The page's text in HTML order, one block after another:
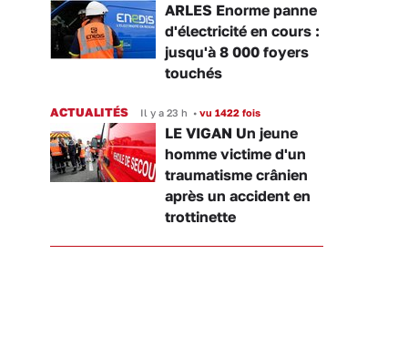
ARLES Enorme panne
d'électricité en cours :
jusqu'à 8 000 foyers
touchés
ACTUALITÉS Il y a 23 h • vu 1422 fois
LE VIGAN Un jeune
homme victime d'un
traumatisme crânien
après un accident en
trottinette